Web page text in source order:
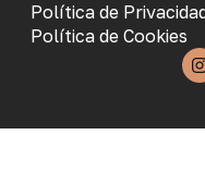
Política de
Política de Cookies